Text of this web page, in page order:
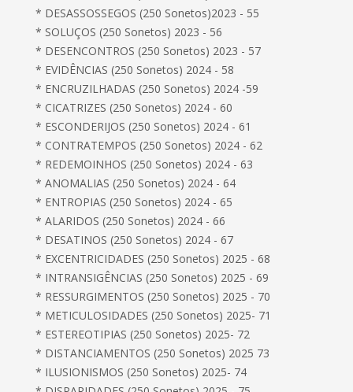
* DESASSOSSEGOS (250 Sonetos)2023 - 55
* SOLUÇOS (250 Sonetos) 2023 - 56
* DESENCONTROS (250 Sonetos) 2023 - 57
* EVIDÊNCIAS (250 Sonetos) 2024 - 58
* ENCRUZILHADAS (250 Sonetos) 2024 -59
* CICATRIZES (250 Sonetos) 2024 - 60
* ESCONDERIJOS (250 Sonetos) 2024 - 61
* CONTRATEMPOS (250 Sonetos) 2024 - 62
* REDEMOINHOS (250 Sonetos) 2024 - 63
* ANOMALIAS (250 Sonetos) 2024 - 64
* ENTROPIAS (250 Sonetos) 2024 - 65
* ALARIDOS (250 Sonetos) 2024 - 66
* DESATINOS (250 Sonetos) 2024 - 67
* EXCENTRICIDADES (250 Sonetos) 2025 - 68
* INTRANSIGÊNCIAS (250 Sonetos) 2025 - 69
* RESSURGIMENTOS (250 Sonetos) 2025 - 70
* METICULOSIDADES (250 Sonetos) 2025- 71
* ESTEREOTIPIAS (250 Sonetos) 2025- 72
* DISTANCIAMENTOS (250 Sonetos) 2025 73
* ILUSIONISMOS (250 Sonetos) 2025- 74